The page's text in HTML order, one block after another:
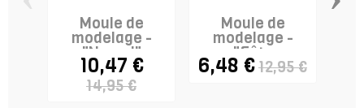
Moule de
modelage -
"Noeud"
10,47 €
14,95 €
Moule de
modelage -
"Fête
d'enfants" -
WILTON
6,48 €12,95 €